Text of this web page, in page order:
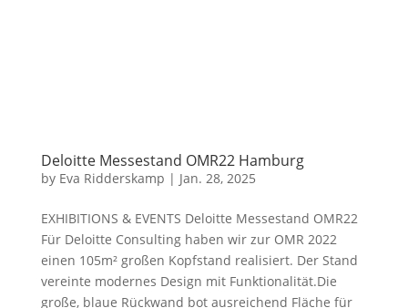
Deloitte Messestand OMR22 Hamburg
by Eva Ridderskamp | Jan. 28, 2025
EXHIBITIONS & EVENTS Deloitte Messestand OMR22
Für Deloitte Consulting haben wir zur OMR 2022
einen 105m² großen Kopfstand realisiert. Der Stand
vereinte modernes Design mit Funktionalität.Die
große, blaue Rückwand bot ausreichend Fläche für